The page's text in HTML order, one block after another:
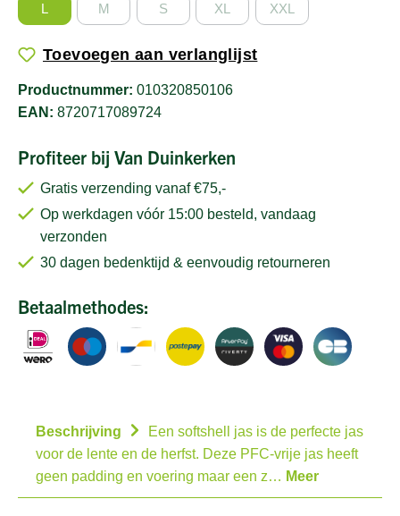
L M S XL XXL
Toevoegen aan verlanglijst
Productnummer: 010320850106
EAN: 8720717089724
Profiteer bij Van Duinkerken
Gratis verzending vanaf €75,-
Op werkdagen vóór 15:00 besteld, vandaag
verzonden
30 dagen bedenktijd & eenvoudig retourneren
Betaalmethodes:
Beschrijving
Een softshell jas is de perfecte jas
voor de lente en de herfst. Deze PFC-vrije jas heeft
geen padding en voering maar een z… Meer